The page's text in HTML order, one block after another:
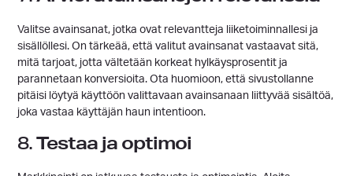
Valitse avainsanat, jotka ovat relevantteja liiketoiminnallesi ja
sisällöllesi. On tärkeää, että valitut avainsanat vastaavat sitä,
mitä tarjoat, jotta vältetään korkeat hylkäysprosentit ja
parannetaan konversioita. Ota huomioon, että sivustollanne
pitäisi löytyä käyttöön valittavaan avainsanaan liittyvää sisältöä,
joka vastaa käyttäjän haun intentioon.
8.Testaa ja optimoi